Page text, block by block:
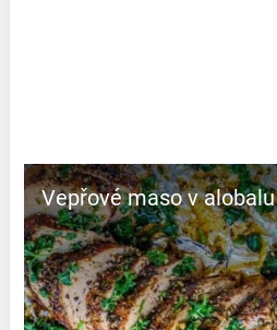
Vepřové maso v alobalu